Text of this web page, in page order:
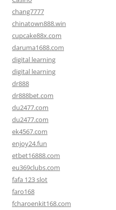
chang7777
chinatown888.win
cupcake88x.com
daruma1688.com
digital learning
digital learning
dr888
dr888bet.com
du2477.com
du2477.com
ek4567.com
enjoy24.fun
etbet16888.com
eu369clubs.com
fafa 123 slot
faro168
fcharoenkit168.com